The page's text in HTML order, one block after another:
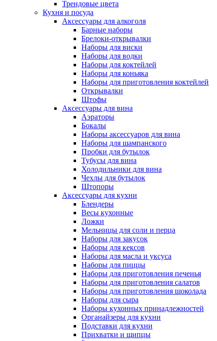
Трендовые цвета
Кухня и посуда
Аксессуары для алкоголя
Барные наборы
Брелоки-открывалки
Наборы для виски
Наборы для водки
Наборы для коктейлей
Наборы для коньяка
Наборы для приготовления коктейлей
Открывалки
Штофы
Аксессуары для вина
Аэраторы
Бокалы
Наборы аксессуаров для вина
Наборы для шампанского
Пробки для бутылок
Тубусы для вина
Холодильники для вина
Чехлы для бутылок
Штопоры
Аксессуары для кухни
Блендеры
Весы кухонные
Ложки
Мельницы для соли и перца
Наборы для закусок
Наборы для кексов
Наборы для масла и уксуса
Наборы для пиццы
Наборы для приготовления печенья
Наборы для приготовления салатов
Наборы для приготовления шоколада
Наборы для сыра
Наборы кухонных принадлежностей
Органайзеры для кухни
Подставки для кухни
Прихватки и щипцы